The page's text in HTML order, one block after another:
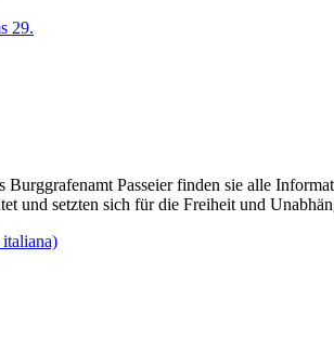
29.
Passeier finden sie alle
und setzten sich für die Freiheit und